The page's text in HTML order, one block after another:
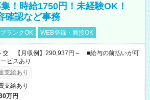
！時給1750円！未経験OK！
確認など事務
ブランクOK WEB登録・面接OK
交 【月収例】290,937円～ ■給与の前払いが可
ビスあり
支給あり
支給あり
万円